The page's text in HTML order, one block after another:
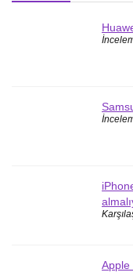
Apple